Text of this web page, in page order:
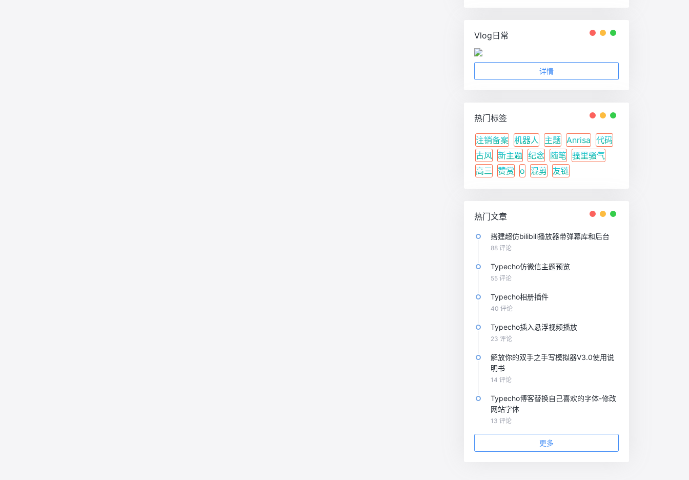
Vlog日常
详情
热门标签
注销备案 机器人 主题 Anrisa 代码
古风 新主题 纪念 随笔 骚里骚气
高三
赞赏 o 混剪 友链
热门文章
搭建超仿bilibili播放器带弹幕库和后台
88 评论
Typecho仿微信主题预览
55 评论
Typecho相册插件
40 评论
Typecho插入悬浮视频播放
23 评论
解放你的双手之手写模拟器V3.0使用说
明书
14 评论
Typecho博客替换自己喜欢的字体-修改
网站字体
13 评论
更多